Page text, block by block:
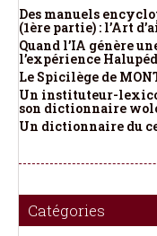
Des manuels
(1ère partie) : l’Art
Quand l’IA génère
l’expérience
Le Spicilège de
Un instituteur-
son dictionnaire
Un dictionnaire du
Catégories